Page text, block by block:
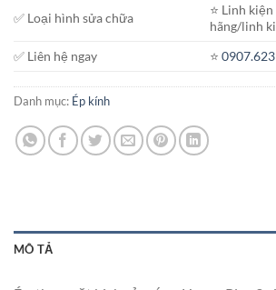
✅ Loại hình sửa chữa
⭐️ Linh
hãng/linh
✅ Liên hệ ngay
⭐️
Danh mục: Ép kính
MÔ TẢ